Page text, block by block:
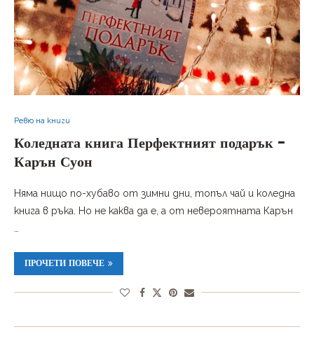
Ревю на книги
Коледната книга Перфектният подарък –
Карън Суон
Няма нищо по-хубаво от зимни дни, топъл чай и коледна
книга в ръка. Но не каква да е, а от невероятната Карън
ПРОЧЕТИ ПОВЕЧЕ